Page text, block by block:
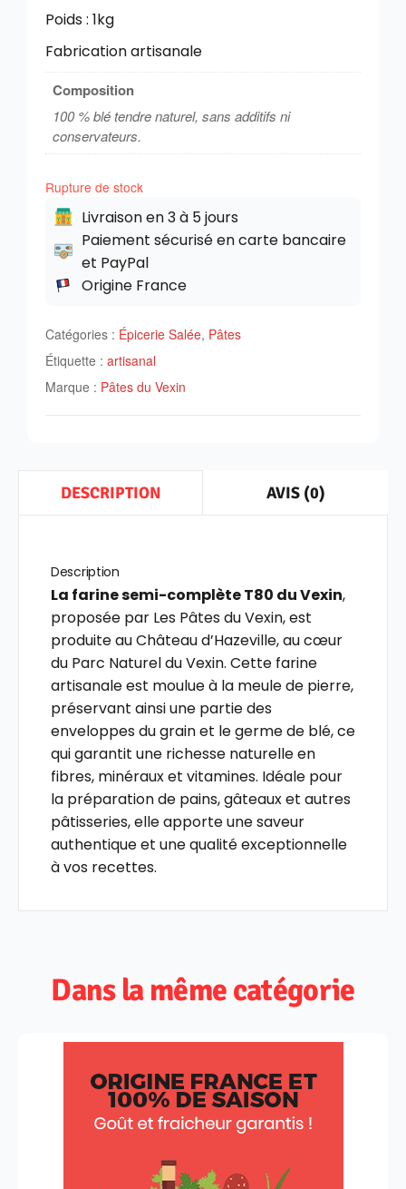
Poids : 1kg
Fabrication artisanale
Composition
100 % blé tendre naturel, sans additifs ni
conservateurs.
Rupture de stock
Livraison en 3 à 5 jours
Paiement sécurisé en carte bancaire
et PayPal
Origine France
Catégories : Épicerie Salée, Pâtes
Étiquette : artisanal
Marque : Pâtes du Vexin
DESCRIPTION AVIS (0)
Description
La farine semi-complète T80 du Vexin,
proposée par Les Pâtes du Vexin, est
produite au Château d’Hazeville, au cœur
du Parc Naturel du Vexin. Cette farine
artisanale est moulue à la meule de pierre,
préservant ainsi une partie des
enveloppes du grain et le germe de blé, ce
qui garantit une richesse naturelle en
fibres, minéraux et vitamines. Idéale pour
la préparation de pains, gâteaux et autres
pâtisseries, elle apporte une saveur
authentique et une qualité exceptionnelle
à vos recettes.
Dans la même catégorie